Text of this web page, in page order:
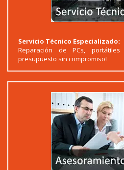
Servicio Técnico Especializado:
Reparación de PCs, portátiles
presupuesto sin compromiso!